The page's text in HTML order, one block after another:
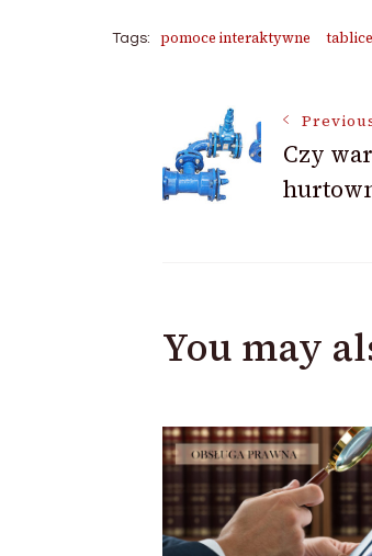
Tags: pomoce interaktywne
Post
Czy
You may